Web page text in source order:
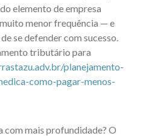
elemento de empresa
menor frequência — e
se defender com sucesso.
tributário para
planejamento-
como-pagar-menos-
com mais profundidade? O